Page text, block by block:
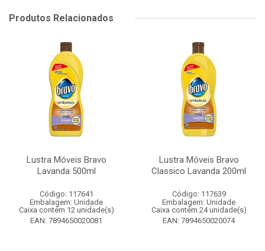
Produtos Relacionados
Lustra Móveis Bravo
Lavanda 500ml
Código: 117641
Embalagem: Unidade
Caixa contém 12 unidade(s)
EAN: 7894650020081
Lustra Móveis Bravo
Classico Lavanda 200ml
Código: 117639
Embalagem: Unidade
Caixa contém 24 unidade(s)
EAN: 7894650020074